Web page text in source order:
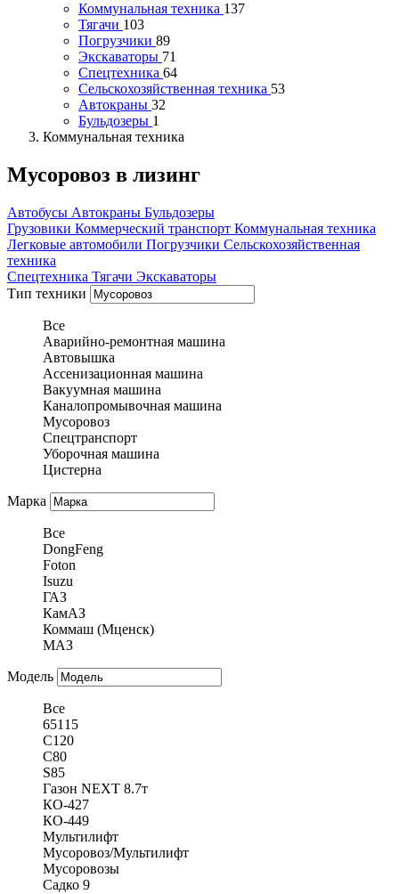
Коммунальная техника 137
Тягачи 103
Погрузчики 89
Экскаваторы 71
Спецтехника 64
Сельскохозяйственная техника 53
Автокраны 32
Бульдозеры 1
Коммунальная техника
Мусоровоз в лизинг
Автобусы Автокраны Бульдозеры
Грузовики Коммерческий транспорт Коммунальная техника
Легковые автомобили Погрузчики Сельскохозяйственная
техника
Спецтехника Тягачи Экскаваторы
Тип техники
Все
Аварийно-ремонтная машина
Автовышка
Ассенизационная машина
Вакуумная машина
Каналопромывочная машина
Мусоровоз
Спецтранспорт
Уборочная машина
Цистерна
Марка
Все
DongFeng
Foton
Isuzu
ГАЗ
КамАЗ
Коммаш (Мценск)
МАЗ
Модель
Все
65115
C120
C80
S85
Газон NEXT 8.7т
КО-427
КО-449
Мультилифт
Мусоровоз/Мультилифт
Мусоровозы
Садко 9